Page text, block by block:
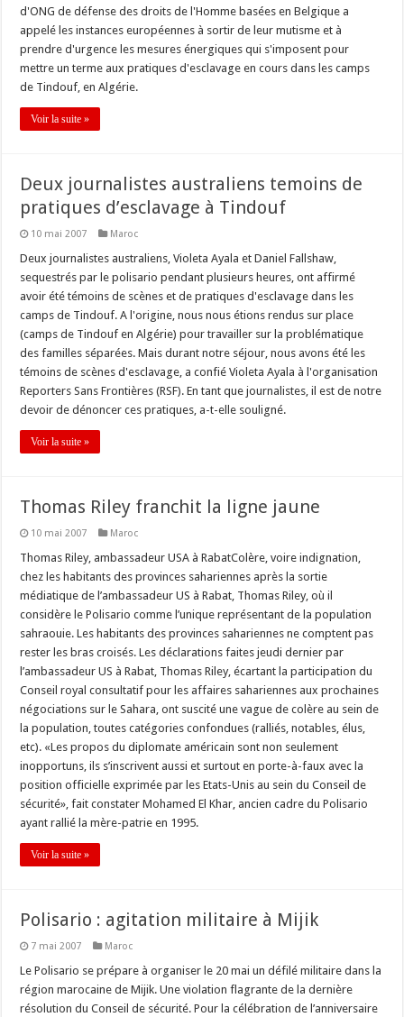
d'ONG de défense des droits de l'Homme basées en Belgique a
appelé les instances européennes à sortir de leur mutisme et à
prendre d'urgence les mesures énergiques qui s'imposent pour
mettre un terme aux pratiques d'esclavage en cours dans les camps
de Tindouf, en Algérie.
Voir la suite »
Deux journalistes australiens temoins de
pratiques d’esclavage à Tindouf
10 mai 2007 Maroc
Deux journalistes australiens, Violeta Ayala et Daniel Fallshaw,
sequestrés par le polisario pendant plusieurs heures, ont affirmé
avoir été témoins de scènes et de pratiques d'esclavage dans les
camps de Tindouf. A l'origine, nous nous étions rendus sur place
(camps de Tindouf en Algérie) pour travailler sur la problématique
des familles séparées. Mais durant notre séjour, nous avons été les
témoins de scènes d'esclavage, a confié Violeta Ayala à l'organisation
Reporters Sans Frontières (RSF). En tant que journalistes, il est de notre
devoir de dénoncer ces pratiques, a-t-elle souligné.
Voir la suite »
Thomas Riley franchit la ligne jaune
10 mai 2007 Maroc
Thomas Riley, ambassadeur USA à RabatColère, voire indignation,
chez les habitants des provinces sahariennes après la sortie
médiatique de l’ambassadeur US à Rabat, Thomas Riley, où il
considère le Polisario comme l’unique représentant de la population
sahraouie. Les habitants des provinces sahariennes ne comptent pas
rester les bras croisés. Les déclarations faites jeudi dernier par
l’ambassadeur US à Rabat, Thomas Riley, écartant la participation du
Conseil royal consultatif pour les affaires sahariennes aux prochaines
négociations sur le Sahara, ont suscité une vague de colère au sein de
la population, toutes catégories confondues (ralliés, notables, élus,
etc). «Les propos du diplomate américain sont non seulement
inopportuns, ils s’inscrivent aussi et surtout en porte-à-faux avec la
position officielle exprimée par les Etats-Unis au sein du Conseil de
sécurité», fait constater Mohamed El Khar, ancien cadre du Polisario
ayant rallié la mère-patrie en 1995.
Voir la suite »
Polisario : agitation militaire à Mijik
7 mai 2007 Maroc
Le Polisario se prépare à organiser le 20 mai un défilé militaire dans la
région marocaine de Mijik. Une violation flagrante de la dernière
résolution du Conseil de sécurité. Pour la célébration de l’anniversaire